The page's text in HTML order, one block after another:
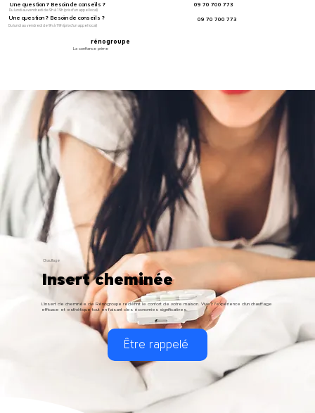
09 70 700 773
Une question ? Besoin de conseils ?
Du lundi au vendredi de 9h à 19h (prix d'un appel local)
rénogroupe
La confiance prime
09 70 700 773
Une question ? Besoin de conseils ?
Du lundi au vendredi de 9h à 19h (prix d'un appel local)
L'insert de cheminée de Rénogroupe redéfinit le confort de votre maison. Vivez l'expérience d'un chauffage
efficace et esthétique tout en faisant des économies significatives.
Insert cheminée
Être rappelé
Chauffage